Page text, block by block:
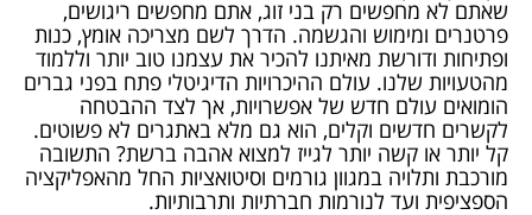
שאתם לא מחפשים רק בני זוג, אתם מחפשים ריגושים,
פרטנרים ומימוש והגשמה. הדרך לשם מצריכה אומץ, כנות
ופתיחות ודורשת מאיתנו להכיר את עצמנו טוב יותר וללמוד
מהטעויות שלנו. עולם ההיכרויות הדיגיטלי פתח בפני גברים
הומואים עולם חדש של אפשרויות, אך לצד ההבטחה
לקשרים חדשים וקלים, הוא גם מלא באתגרים לא פשוטים.
קל יותר או קשה יותר לגייז למצוא אהבה ברשת? התשובה
מורכבת ותלויה במגוון גורמים וסיטואציות החל מהאפליקציה
הספציפית ועד לנורמות חברתיות ותרבותיות.